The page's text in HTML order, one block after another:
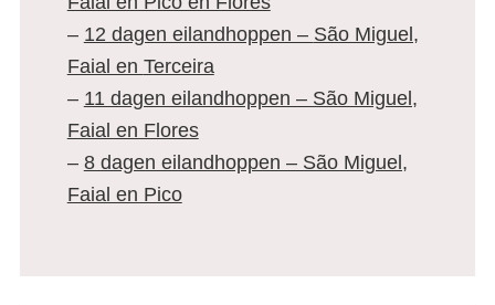
– 12 dagen eilandhoppen – São Miguel,
Faial en Terceira
– 11 dagen eilandhoppen – São Miguel,
Faial en Flores
– 8 dagen eilandhoppen – São Miguel,
Faial en Pico